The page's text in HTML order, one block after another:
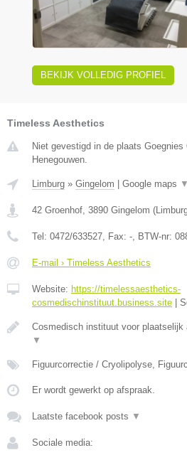
BEKIJK VOLLEDIG PROFIEL
Timeless Aesthetics
Niet gevestigd in de plaats
Henegouwen.
Limburg » Gingelom Google maps ▼
42 Groenhof, 3890 Gingelom (
Tel: 0472/633527, Fax: -, BTW-nr:
E-mail › Timeless Aesthetics
Website: https://timelessaesthetics-
cosmedischinstituut.business.site
Cosmedisch instituut voor plaatselijk
▼
Figuurcorrectie / Cryolipolyse,
Er wordt gewerkt op afspraak.
Laatste facebook posts ▼
Sociale media: